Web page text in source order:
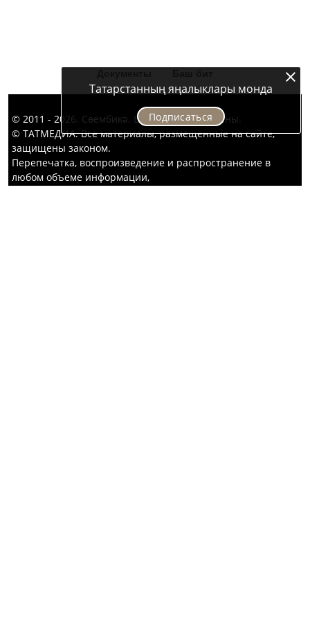
Татарстанның яңалыклары монда
Подписаться
© 2011 - 2026. Сөембикә. Все права защищены.
© ТАТМЕДИА. Все материалы, размещенные на сайте,
защищены законом.
Перепечатка, воспроизведение и распространение в
любом объеме информации,